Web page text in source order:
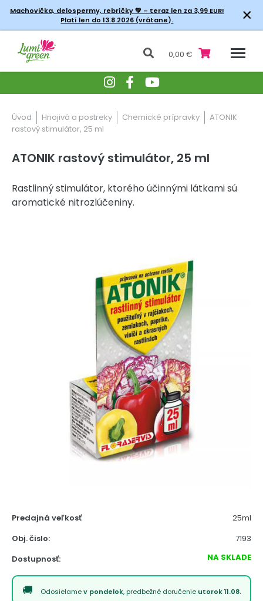
Machovička, delospermy, rebríčky💚 – teraz len za 3,99 EUR!
Platí len do 13.8.2026 (vrátane).
×
0,00 €
Úvod Hnojivá a postreky Chemické prípravky
ATONIK
rastový stimulátor, 25 ml
ATONIK rastový stimulátor, 25 ml
Rastlinný stimulátor, ktorého účinnými látkami sú
aromatické nitrozlúčeniny.
Predajná veľkosť
25ml
Obj. čislo:
7193
Dostupnosť:
NA SKLADE
Odosielamev pondelok, predbežné doručenie utorok 11.08.